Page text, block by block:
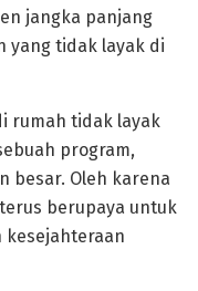
jangka panjang
yang tidak layak di
rumah tidak layak
program,
besar. Oleh karena
berupaya untuk
kesejahteraan